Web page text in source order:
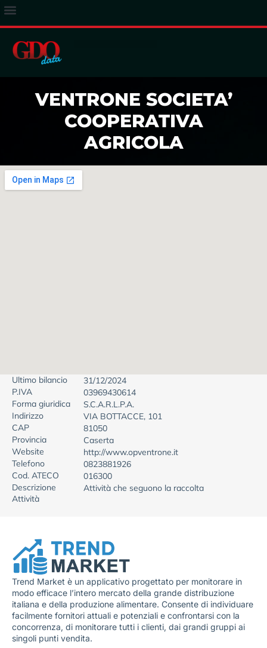
VENTRONE SOCIETA’
COOPERATIVA
AGRICOLA
Ultimo bilancio
31/12/2024
P.IVA
03969430614
Forma giuridica
S.C.A.R.L.P.A.
Indirizzo
VIA BOTTACCE, 101
CAP
81050
Provincia
Caserta
Website
http://www.opventrone.it
Telefono
0823881926
Cod. ATECO
016300
Descrizione
Attività
Attività che seguono la raccolta
Trend Market è un applicativo progettato per monitorare in
modo efficace l’intero mercato della grande distribuzione
italiana e della produzione alimentare. Consente di individuare
facilmente fornitori attuali e potenziali e confrontarsi con la
concorrenza, di monitorare tutti i clienti, dai grandi gruppi ai
singoli punti vendita.